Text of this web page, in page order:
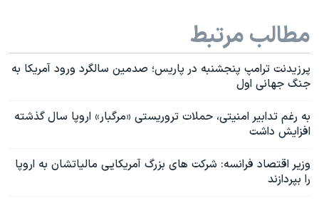
مطالب مرتبط
پرزیدنت ترامپ پنجشنبه در پاریس؛ صدمین سالگرد ورود آمریکا به
جنگ جهانی اول
به رغم تدابیر امنیتی، حملات تروریستی «مرگبار» اروپا سال گذشته
افزایش داشت
وزیر اقتصاد فرانسه: شرکت های بزرگ آمریکایی مالیاتشان به اروپا
را بپردازند